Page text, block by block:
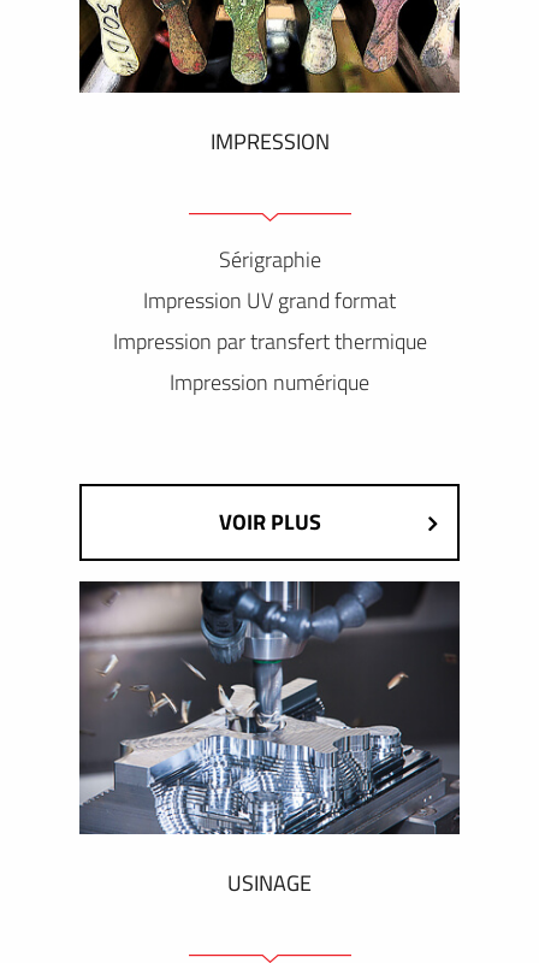
IMPRESSION
Sérigraphie
Impression UV grand format
Impression par transfert thermique
Impression numérique
VOIR PLUS
USINAGE